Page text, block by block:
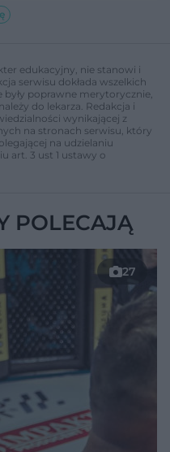
edukacyjny, nie stanowi i
serwisu dokłada wszelkich
poprawne merytorycznie,
do lekarza. Redakcja i
wynikającej z
na stronach serwisu, który
na udzielaniu
art. 3 ust 1 ustawy o
POLECAJĄ
27